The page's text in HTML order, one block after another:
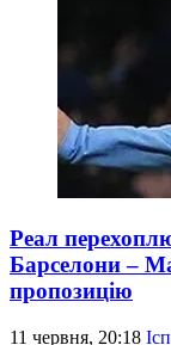
Реал
Барселони –
пропозицію
11 червня, 20:18